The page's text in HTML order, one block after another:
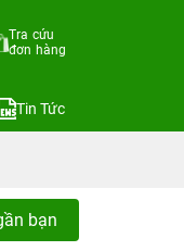
Tra cứu
đơn hàng
Tin Tức
bạn